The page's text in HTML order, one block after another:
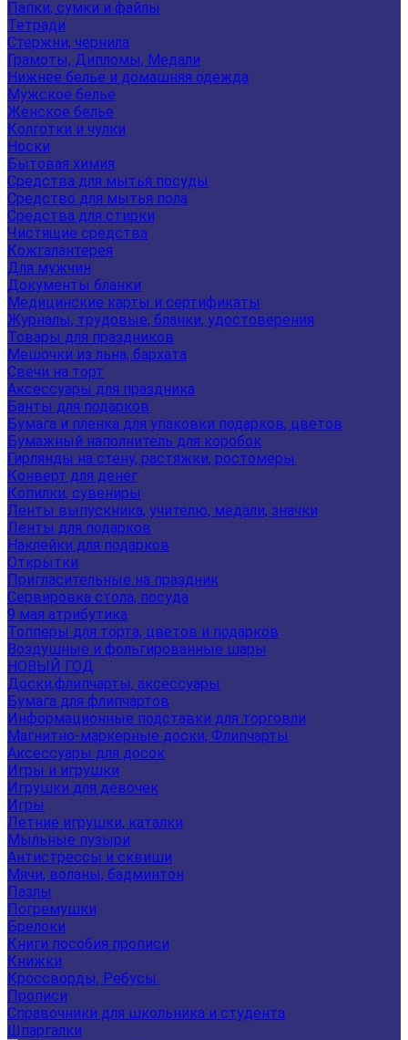
Папки, сумки и файлы
Тетради
Стержни, чернила
Грамоты, Дипломы, Медали
Нижнее белье и домашняя одежда
Мужское белье
Женское белье
Колготки и чулки
Носки
Бытовая химия
Средства для мытья посуды
Средство для мытья пола
Средства для стирки
Чистящие средства
Кожгалантерея
Для мужчин
Документы бланки
Медицинские карты и сертификаты
Журналы, трудовые, бланки, удостоверения
Товары для праздников
Мешочки из льна, бархата
Свечи на торт
Аксессуары для праздника
Банты для подарков
Бумага и пленка для упаковки подарков, цветов
Бумажный наполнитель для коробок
Гирлянды на стену, растяжки, ростомеры
Конверт для денег
Копилки, сувениры
Ленты выпускника, учителю, медали, значки
Ленты для подарков
Наклейки для подарков
Открытки
Пригласительные на праздник
Сервировка стола, посуда
9 мая атрибутика
Топперы для торта, цветов и подарков
Воздушные и фольгированные шары
НОВЫЙ ГОД
Доски,флипчарты, аксессуары
Бумага для флипчартов
Информационные подставки для торговли
Магнитно-маркерные доски, Флипчарты
Аксессуары для досок
Игры и игрушки
Игрушки для девочек
Игры
Летние игрушки, каталки
Мыльные пузыри
Антистрессы и сквиши
Мячи, воланы, бадминтон
Пазлы
Погремушки
Брелоки
Книги пособия прописи
Книжки
Кроссворды, Ребусы.
Прописи
Справочники для школьника и студента
Шпаргалки